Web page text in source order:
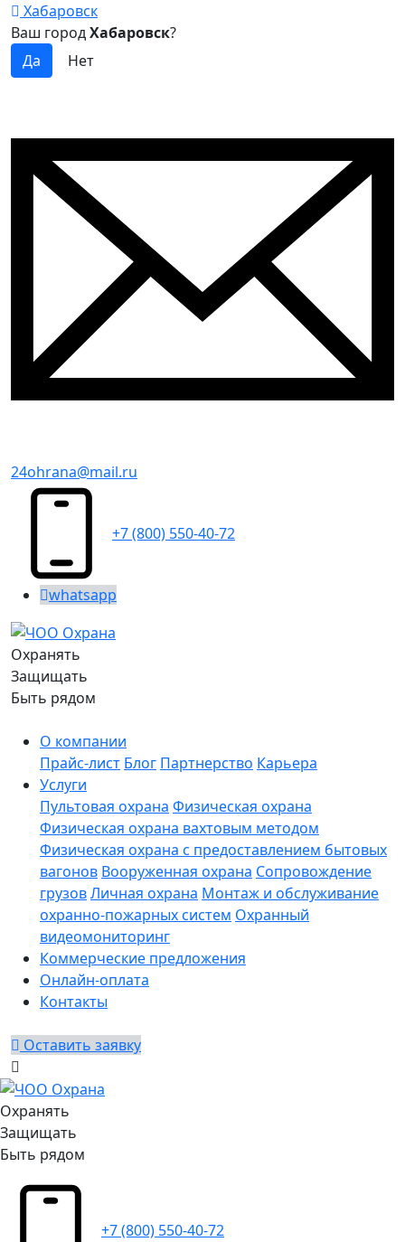
Хабаровск
Ваш городХабаровск?
24ohrana@mail.ru
+7 (800) 550-40-72
whatsapp
Охранять
Защищать
Быть рядом
О компании
Прайс-лист Блог Партнерство Карьера
Услуги
Пультовая охрана Физическая охрана
Физическая охрана вахтовым методом
Физическая охрана с предоставлением бытовых
вагонов Вооруженная охрана Сопровождение
грузовЛичная охрана Монтаж и обслуживание
охранно-пожарных систем Охранный
видеомониторинг
Коммерческие предложения
Онлайн-оплата
Контакты
Оставить заявку
Охранять
Защищать
Быть рядом
+7 (800) 550-40-72